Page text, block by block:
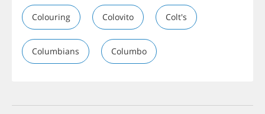
Colouring Colovito Colt's
Columbians Columbo